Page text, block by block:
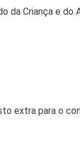
da Criança e do
extra para o